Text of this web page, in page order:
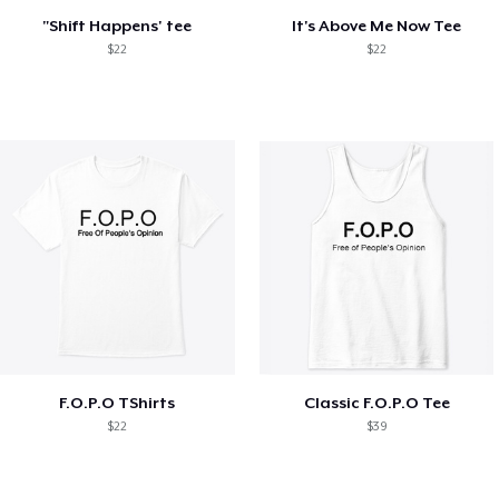
"Shift Happens' tee
$22
It's Above Me Now Tee
$22
F.O.P.O TShirts
$22
Classic F.O.P.O Tee
$39